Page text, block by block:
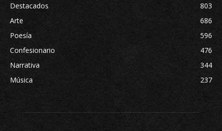
Destacados
803
Arte
686
Poesía
596
Confesionario
476
Narrativa
344
Música
237